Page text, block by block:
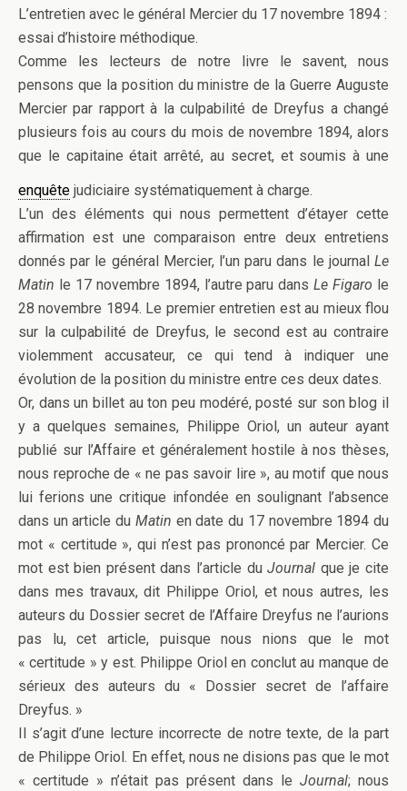
L’entretien avec le général Mercier du 17 novembre 1894 :
essai d’histoire méthodique.
Comme les lecteurs de notre livre le savent, nous
pensons que la position du ministre de la Guerre Auguste
Mercier par rapport à la culpabilité de Dreyfus a changé
plusieurs fois au cours du mois de novembre 1894, alors
que le capitaine était arrêté, au secret, et soumis à une
enquête judiciaire systématiquement à charge.
L’un des éléments qui nous permettent d’étayer cette
affirmation est une comparaison entre deux entretiens
donnés par le général Mercier, l’un paru dans le journal Le
Matin le 17 novembre 1894, l’autre paru dans Le Figaro le
28 novembre 1894. Le premier entretien est au mieux flou
sur la culpabilité de Dreyfus, le second est au contraire
violemment accusateur, ce qui tend à indiquer une
évolution de la position du ministre entre ces deux dates.
Or, dans un billet au ton peu modéré, posté sur son blog il
y a quelques semaines, Philippe Oriol, un auteur ayant
publié sur l’Affaire et généralement hostile à nos thèses,
nous reproche de « ne pas savoir lire », au motif que nous
lui ferions une critique infondée en soulignant l’absence
dans un article du Matin en date du 17 novembre 1894 du
mot « certitude », qui n’est pas prononcé par Mercier. Ce
mot est bien présent dans l’article duJournal que je cite
dans mes travaux, dit Philippe Oriol, et nous autres, les
auteurs du Dossier secret de l’Affaire Dreyfus ne l’aurions
pas lu, cet article, puisque nous nions que le mot
« certitude » y est. Philippe Oriol en conclut au manque de
sérieux des auteurs du « Dossier secret de l’affaire
Dreyfus. »
Il s’agit d’une lecture incorrecte de notre texte, de la part
de Philippe Oriol. En effet, nous ne disions pas que le mot
« certitude » n’était pas présent dans le Journal; nous